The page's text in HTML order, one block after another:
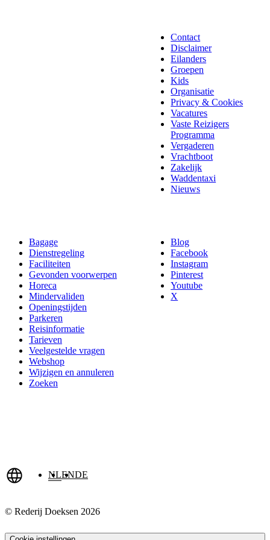
Contact
Disclaimer
Eilanders
Groepen
Kids
Organisatie
Privacy & Cookies
Vacatures
Vaste Reizigers
Programma
Vergaderen
Vrachtboot
Zakelijk
Waddentaxi
Nieuws
Bagage
Dienstregeling
Faciliteiten
Gevonden voorwerpen
Horeca
Mindervaliden
Openingstijden
Parkeren
Reisinformatie
Tarieven
Veelgestelde vragen
Webshop
Wijzigen en annuleren
Zoeken
Blog
Facebook
Instagram
Pinterest
Youtube
X
NLENDE
© Rederij Doeksen 2026